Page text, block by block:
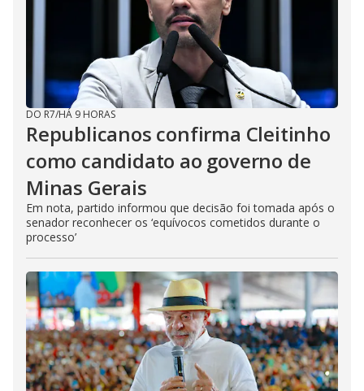
DO R7/HÁ 9 HORAS
Republicanos confirma Cleitinho
como candidato ao governo de
Minas Gerais
Em nota, partido informou que decisão foi tomada após o
senador reconhecer os ‘equívocos cometidos durante o
processo’